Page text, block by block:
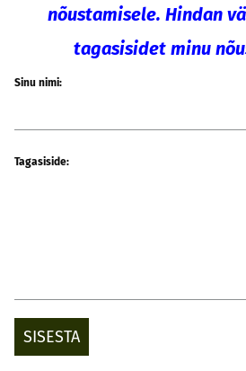
nõustamisele. Hindan
tagasisidet minu
Sinu nimi:
Tagasiside: